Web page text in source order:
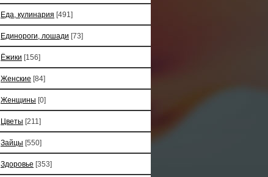
Еда, кулинария [491]
Единороги, лошади [73]
Ёжики [156]
Женские [84]
Женщины [0]
Цветы [211]
Зайцы [550]
Здоровье [353]